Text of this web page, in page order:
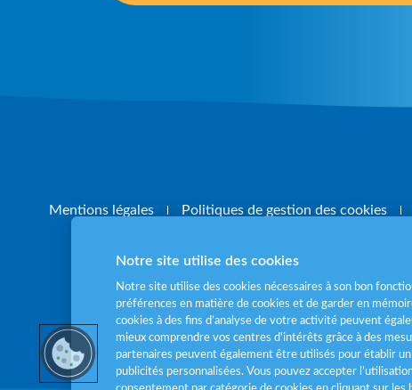
Mentions légales Politiques de gestion des cookies
Pour votre
Notre site utilise des cookies
Notre site utilise des cookies nécessaires à son bon
préférences en matière de cookies et de garder en
cookies à des fins d’analyse de votre activité peuvent
mieux comprendre vos centres d'intérêts grâce à des
partenaires peuvent également être utilisés pour établir
publicités personnalisées. Vous pouvez accepter